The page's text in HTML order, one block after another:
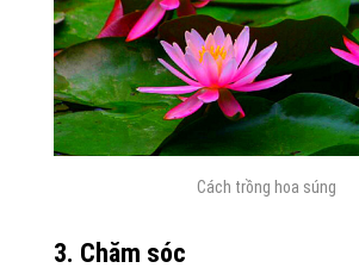
Cách trồng hoa súng
3. Chăm sóc